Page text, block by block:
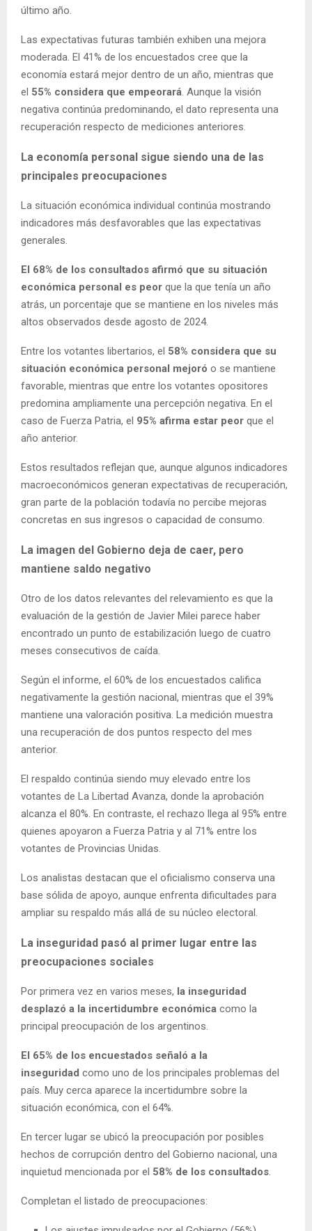
último año.
Las expectativas futuras también exhiben una mejora
moderada. El 41% de los encuestados cree que la
economía estará mejor dentro de un año, mientras que
el 55% considera que empeorará. Aunque la visión
negativa continúa predominando, el dato representa una
recuperación respecto de mediciones anteriores.
La economía personal sigue siendo una de las
principales preocupaciones
La situación económica individual continúa mostrando
indicadores más desfavorables que las expectativas
generales.
El 68% de los consultados afirmó que su situación
económica personal es peor que la que tenía un año
atrás, un porcentaje que se mantiene en los niveles más
altos observados desde agosto de 2024.
Entre los votantes libertarios, el 58% considera que su
situación económica personal mejoró o se mantiene
favorable, mientras que entre los votantes opositores
predomina ampliamente una percepción negativa. En el
caso de Fuerza Patria, el 95% afirma estar peor que el
año anterior.
Estos resultados reflejan que, aunque algunos indicadores
macroeconómicos generan expectativas de recuperación,
gran parte de la población todavía no percibe mejoras
concretas en sus ingresos o capacidad de consumo.
La imagen del Gobierno deja de caer, pero
mantiene saldo negativo
Otro de los datos relevantes del relevamiento es que la
evaluación de la gestión de Javier Milei parece haber
encontrado un punto de estabilización luego de cuatro
meses consecutivos de caída.
Según el informe, el 60% de los encuestados califica
negativamente la gestión nacional, mientras que el 39%
mantiene una valoración positiva. La medición muestra
una recuperación de dos puntos respecto del mes
anterior.
El respaldo continúa siendo muy elevado entre los
votantes de La Libertad Avanza, donde la aprobación
alcanza el 80%. En contraste, el rechazo llega al 95% entre
quienes apoyaron a Fuerza Patria y al 71% entre los
votantes de Provincias Unidas.
Los analistas destacan que el oficialismo conserva una
base sólida de apoyo, aunque enfrenta dificultades para
ampliar su respaldo más allá de su núcleo electoral.
La inseguridad pasó al primer lugar entre las
preocupaciones sociales
Por primera vez en varios meses, la inseguridad
desplazó a la incertidumbre económica como la
principal preocupación de los argentinos.
El 65% de los encuestados señaló a la
inseguridad como uno de los principales problemas del
país. Muy cerca aparece la incertidumbre sobre la
situación económica, con el 64%.
En tercer lugar se ubicó la preocupación por posibles
hechos de corrupción dentro del Gobierno nacional, una
inquietud mencionada por el 58% de los consultados.
Completan el listado de preocupaciones: